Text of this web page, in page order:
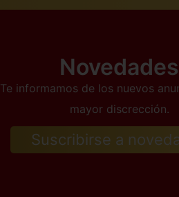
Novedades
Te informamos de los nuevos
mayor discrección.
Suscribirse a